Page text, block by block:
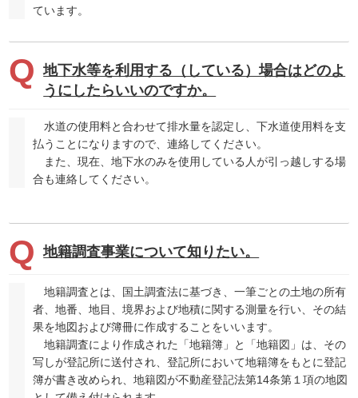
ています。
地下水等を利用する（している）場合はどのよ
うにしたらいいのですか。
水道の使用料と合わせて排水量を認定し、下水道使用料を支
払うことになりますので、連絡してください。
また、現在、地下水のみを使用している人が引っ越しする場
合も連絡してください。
地籍調査事業について知りたい。
地籍調査とは、国土調査法に基づき、一筆ごとの土地の所有
者、地番、地目、境界および地積に関する測量を行い、その結
果を地図および簿冊に作成することをいいます。
地籍調査により作成された「地籍簿」と「地籍図」は、その
写しが登記所に送付され、登記所において地籍簿をもとに登記
簿が書き改められ、地籍図が不動産登記法第14条第１項の地図